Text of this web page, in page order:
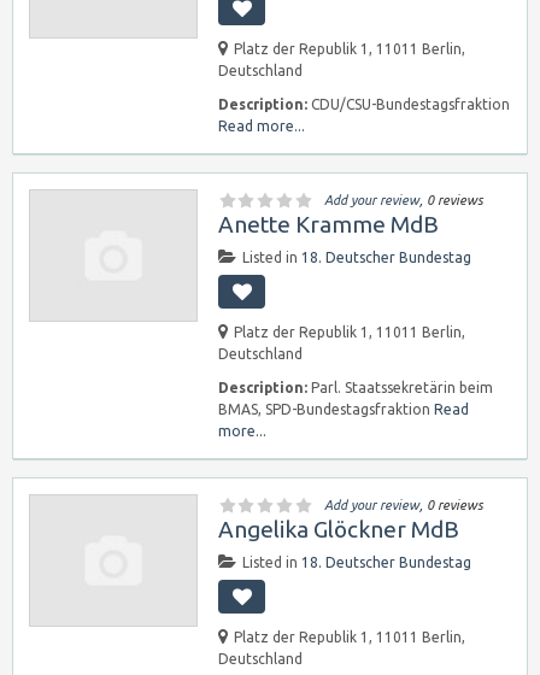
Platz der Republik 1, 11011 Berlin,
Deutschland
Description: CDU/CSU-Bundestagsfraktion
Read more...
Add your review, 0 reviews
Anette Kramme MdB
Listed in 18. Deutscher Bundestag
Platz der Republik 1, 11011 Berlin,
Deutschland
Description: Parl. Staatssekretärin beim
BMAS, SPD-Bundestagsfraktion Read
more...
Add your review, 0 reviews
Angelika Glöckner MdB
Listed in 18. Deutscher Bundestag
Platz der Republik 1, 11011 Berlin,
Deutschland